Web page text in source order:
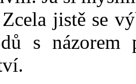
jistě se
s názorem